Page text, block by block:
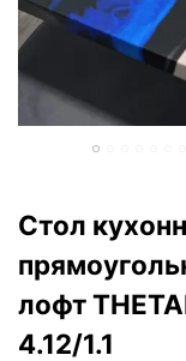
Стол
лофт
4.12/1.1